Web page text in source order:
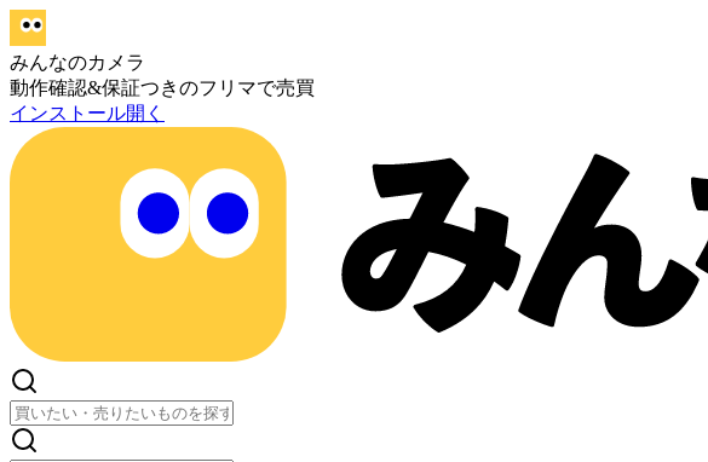
みんなのカメラ
動作確認&保証つきのフリマで売買
インストール開く